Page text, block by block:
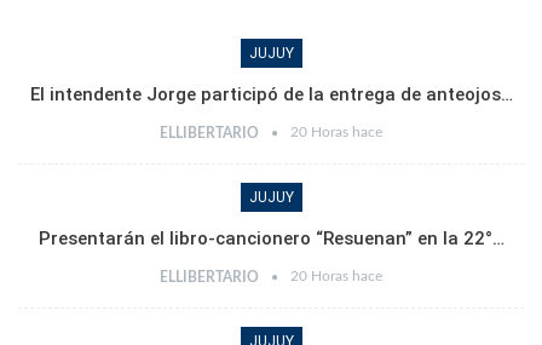
JUJUY
El intendente Jorge participó de la entrega de anteojos…
ELLIBERTARIO 20 Horas hace
JUJUY
Presentarán el libro-cancionero “Resuenan” en la 22°…
ELLIBERTARIO 20 Horas hace
JUJUY